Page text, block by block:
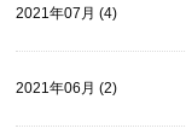
2021年07月 (4)
2021年06月 (2)